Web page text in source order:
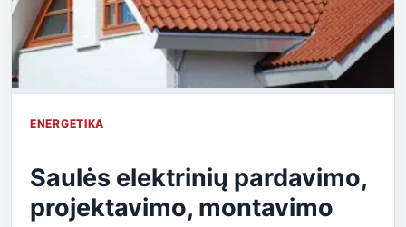
ENERGETIKA
Saulės elektrinių pardavimo,
projektavimo, montavimo